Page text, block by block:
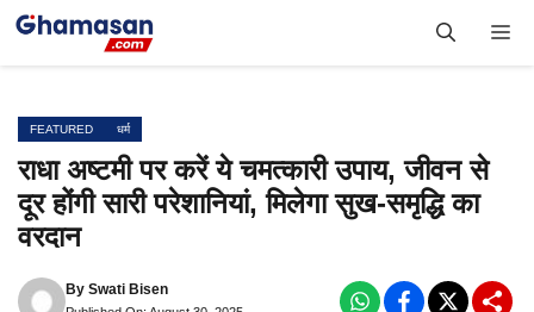
Skip
FEATURED धर्म
राधा अष्टमी पर करें ये चमत्कारी उपाय, जीवन से
दूर होंगी सारी परेशानियां, मिलेगा सुख-समृद्धि का
वरदान
By Swati Bisen